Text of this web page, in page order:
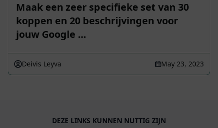
Maak een zeer specifieke set van 30
koppen en 20 beschrijvingen voor
jouw Google …
Deivis Leyva May 23, 2023
DEZE LINKS KUNNEN NUTTIG ZIJN